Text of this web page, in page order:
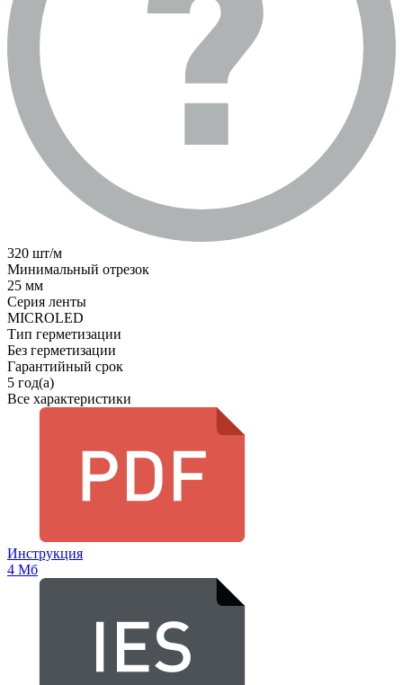
320 шт/м
Минимальный отрезок
25 мм
Серия ленты
MICROLED
Тип герметизации
Без герметизации
Гарантийный срок
5 год(а)
Все характеристики
Инструкция
4 Мб